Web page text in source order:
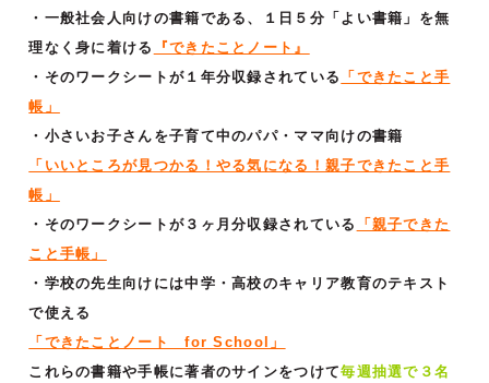
・一般社会人向けの書籍である、１日５分「よい書籍」を無
理なく身に着ける
『できたことノート』
・そのワークシートが１年分収録されている 「できたこと手
帳」
・小さいお子さんを子育て中のパパ・ママ向けの書籍
「いいところが見つかる！やる気になる！親子できたこと手
帳」
・そのワークシートが３ヶ月分収録されている
「親子できた
こと手帳」
・学校の先生向けには中学・高校のキャリア教育のテキスト
で使える
「できたことノート for School」
これらの書籍や手帳に著者のサインをつけて毎週抽選で３名